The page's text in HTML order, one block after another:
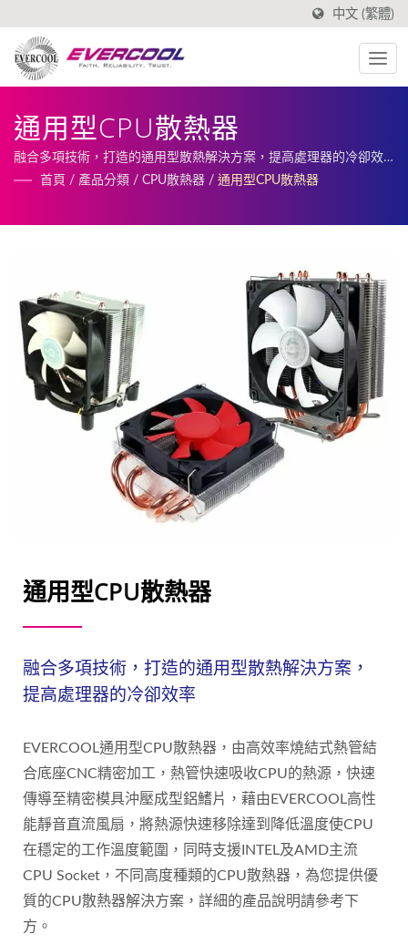
中文 (繁體)
通用型CPU散熱器
融合多項技術，打造的通用型散熱解決方案，提高處理器的冷卻效
率 / 艾比富專業生產研發各式產業使用風扇、散熱器、散熱片及相
首頁 / 產品分類 / CPU散熱器 / 通用型CPU散熱器
通用型CPU散熱器
融合多項技術，打造的通用型散熱解決方案，
提高處理器的冷卻效率
EVERCOOL通用型CPU散熱器，由高效率燒結式熱管結
合底座CNC精密加工，熱管快速吸收CPU的熱源，快速
傳導至精密模具沖壓成型鋁鰭片，藉由EVERCOOL高性
能靜音直流風扇，將熱源快速移除達到降低溫度使CPU
在穩定的工作溫度範圍，同時支援INTEL及AMD主流
CPU Socket，不同高度種類的CPU散熱器，為您提供優
質的CPU散熱器解決方案，詳細的產品說明請參考下
方。